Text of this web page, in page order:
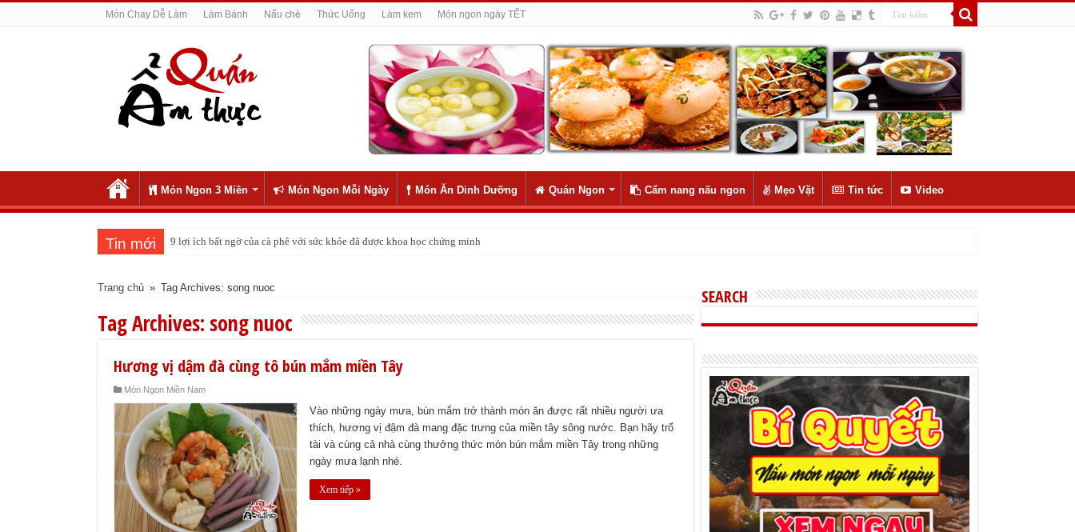
Món Chay Dễ Làm Làm Bánh Nấu chè Thức Uống Làm kem Món ngon ngày TẾT
Món Ngon 3 Miền Món Ngon Mỗi Ngày Món Ăn Dinh Dưỡng Quán Ngon Cẩm nang nấu ngon Mẹo Vặt Tin tức Video
Tin mới 9 lợi ích bất ngờ của cà phê với sức khỏe đã được khoa học chứng minh
Trang chủ » Tag Archives: song nuoc
Tag Archives: song nuoc
Hương vị dậm đà cùng tô bún mắm miền Tây
Món Ngon Miền Nam
Vào những ngày mưa, bún mắm trở thành món ăn được rất nhiều người ưa
thích, hương vị đậm đà mang đặc trưng của miền tây sông nước. Bạn hãy trổ
tài và cùng cả nhà cùng thưởng thức món bún mắm miền Tây trong những
ngày mưa lạnh nhé.
Xem tiếp »
SEARCH